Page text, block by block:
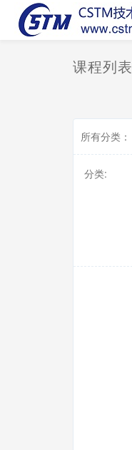
课程列表
所有分类：
分类: